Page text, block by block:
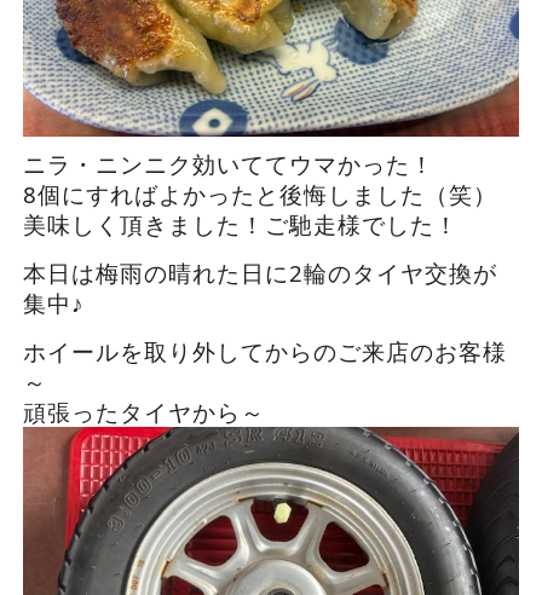
ニラ・ニンニク効いててウマかった！
8個にすればよかったと後悔しました（笑）
美味しく頂きました！ご馳走様でした！
本日は梅雨の晴れた日に2輪のタイヤ交換が
集中♪
ホイールを取り外してからのご来店のお客様
～
頑張ったタイヤから～